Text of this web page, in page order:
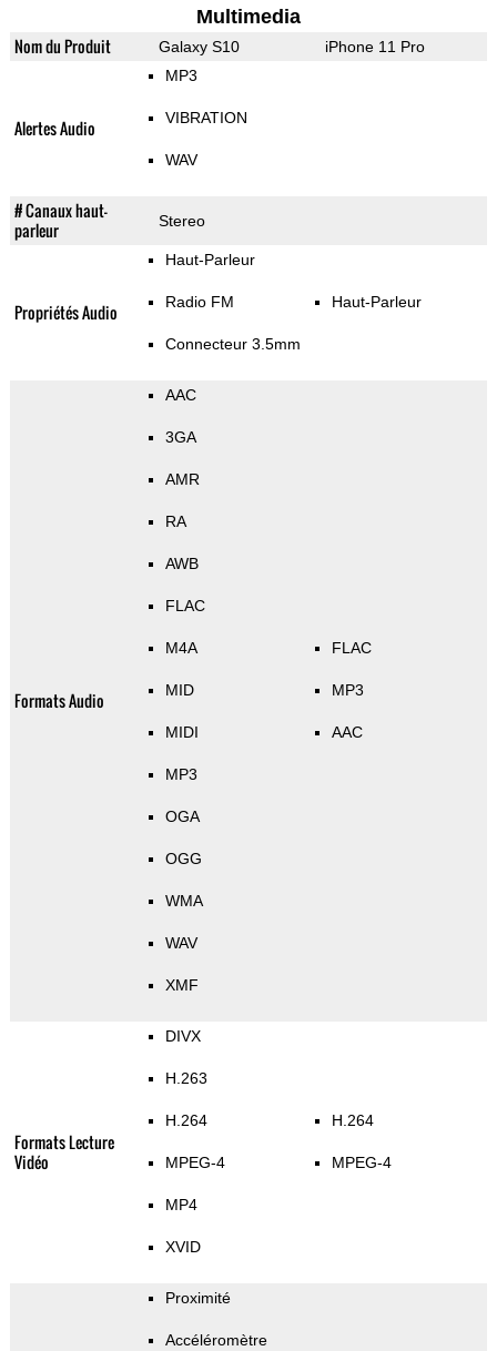
Multimedia
Nom du Produit Galaxy S10 iPhone 11 Pro
Alertes Audio
MP3
VIBRATION
WAV
# Canaux haut-
parleur
Stereo
Propriétés Audio
Haut-Parleur
Radio FM
Connecteur 3.5mm
Haut-Parleur
Formats Audio
AAC
3GA
AMR
RA
AWB
FLAC
M4A
MID
MIDI
MP3
OGA
OGG
WMA
WAV
XMF
FLAC
MP3
AAC
Formats Lecture
Vidéo
DIVX
H.263
H.264
MPEG-4
MP4
XVID
H.264
MPEG-4
Proximité
Accéléromètre